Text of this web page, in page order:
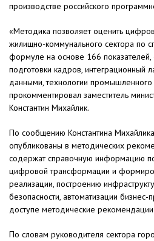
производстве российского
«Методика позволяет оценить
жилищно-коммунального сектора по
формуле на основе 166
подготовки кадров, интеграционный
данными, технологии
прокомментировал заместитель
Константин Михайлик.
По сообщению Константина
опубликованы в методических
содержат справочную информацию по
цифровой трансформации и
реализации, построению
безопасности, автоматизации
доступе методические
По словам руководителя сектора